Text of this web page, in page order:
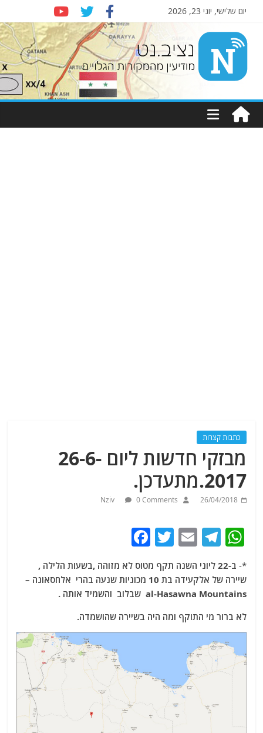
יום שלישי, יוני 23, 2026
Nziv.net
מודיעין
מהמקורות
כתבות קצרות
מבזקי חדשות ליום 26-6-
2017.מתעדכן.
26/04/2018
Nziv 0 Comments
W
at
s
A
p
p
T
e
g
ra
m
E
ai
l
T
itt
er
a
c
e
b
o
k
*-
ב-22 ליוני השנה תקף מטוס לא מזוהה ,בשעות הלילה ,
שיירה של אלקעידה בת 10 מכוניות שנעה בהרי אלחסאונה –
al-Hasawna Mountains שבלוב והשמיד אותה .
לא ברור מי התוקף ומה היה בשיירה שהושמדה.